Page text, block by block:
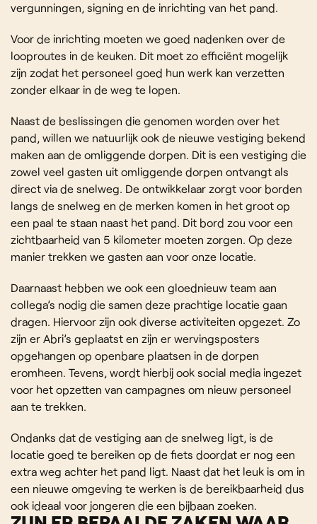
vergunningen, signing en de inrichting van het pand.
Voor de inrichting moeten we goed nadenken over de
looproutes in de keuken. Dit moet zo efficiënt mogelijk
zijn zodat het personeel goed hun werk kan verzetten
zonder elkaar in de weg te lopen.
Naast de beslissingen die genomen worden over het
pand, willen we natuurlijk ook de nieuwe vestiging bekend
maken aan de omliggende dorpen. Dit is een vestiging die
zowel veel gasten uit omliggende dorpen ontvangt als
direct via de snelweg. De ontwikkelaar zorgt voor borden
langs de snelweg en de merken komen in het groot op
een paal te staan naast het pand. Dit bord zou voor een
zichtbaarheid van 5 kilometer moeten zorgen. Op deze
manier trekken we gasten aan voor onze locatie.
Daarnaast hebben we ook een gloednieuw team aan
collega’s nodig die samen deze prachtige locatie gaan
dragen. Hiervoor zijn ook diverse activiteiten opgezet. Zo
zijn er Abri’s geplaatst en zijn er wervingsposters
opgehangen op openbare plaatsen in de dorpen
eromheen. Tevens, wordt hierbij ook social media ingezet
voor het opzetten van campagnes om nieuw personeel
aan te trekken.
Ondanks dat de vestiging aan de snelweg ligt, is de
locatie goed te bereiken op de fiets doordat er nog een
extra weg achter het pand ligt. Naast dat het leuk is om in
een nieuwe omgeving te werken is de bereikbaarheid dus
ook ideaal voor jongeren die een bijbaan zoeken.